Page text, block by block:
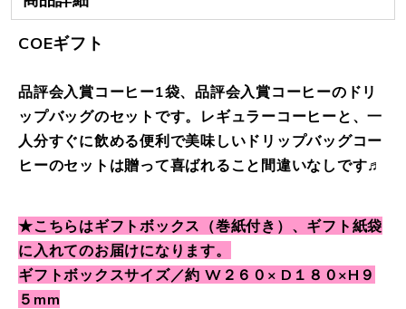
COEギフト
品評会入賞コーヒー1袋、 品評会入賞コーヒーの ドリ
ップバッグのセットです。レギュラーコーヒーと、一
人分すぐに飲める便利で美味しいドリップバッグコー
ヒーのセットは贈って喜ばれること間違いなしです♬
★こちらはギフトボックス（巻紙付き）、ギフト紙袋
に入れてのお届けになります。
ギフトボックスサイズ／約 W２６０× D１８０×H９
５mm